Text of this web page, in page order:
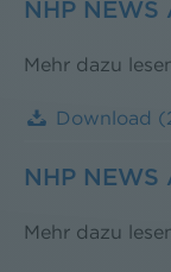
NHP NEWS
Mehr dazu
Download
NHP NEWS
Mehr dazu